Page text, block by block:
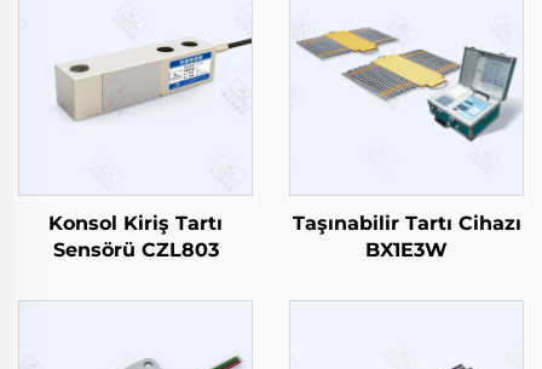
Konsol Kiriş Tartı
Sensörü CZL803
Taşınabilir Tartı Cihazı
BX1E3W